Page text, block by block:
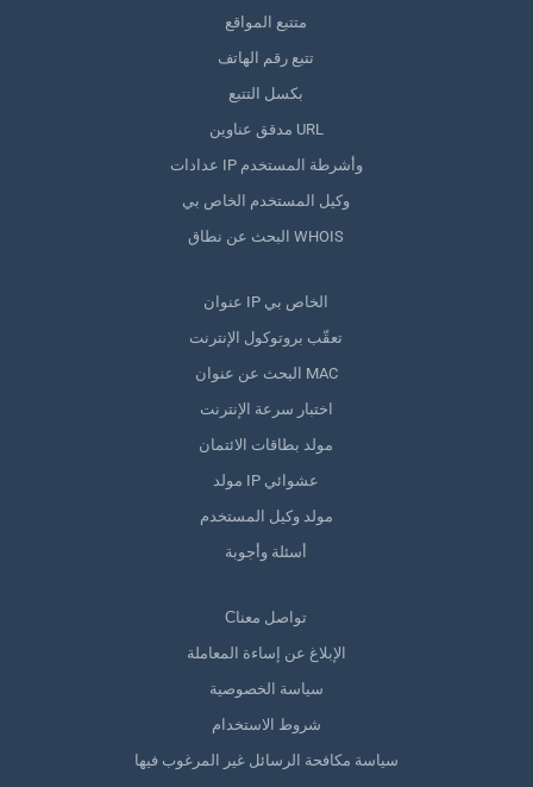
متتبع المواقع
تتبع رقم الهاتف
بكسل التتبع
مدقق عناوين URL
عدادات IP وأشرطة المستخدم
وكيل المستخدم الخاص بي
البحث عن نطاق WHOIS
عنوان IP الخاص بي
تعقّب بروتوكول الإنترنت
البحث عن عنوان MAC
اختبار سرعة الإنترنت
مولد بطاقات الائتمان
مولد IP عشوائي
مولد وكيل المستخدم
أسئلة وأجوبة
Сتواصل معنا
الإبلاغ عن إساءة المعاملة
سياسة الخصوصية
شروط الاستخدام
سياسة مكافحة الرسائل غير المرغوب فيها